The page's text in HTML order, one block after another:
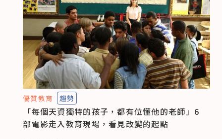
優質教育 趨勢
「每個天資獨特的孩子，都有位懂他的老師」6
部電影走入教育現場，看見改變的起點